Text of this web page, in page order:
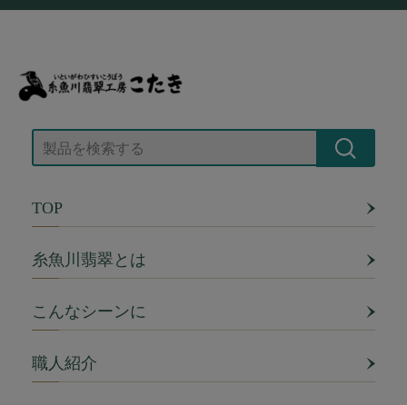
TOP
糸魚川翡翠とは
こんなシーンに
職人紹介